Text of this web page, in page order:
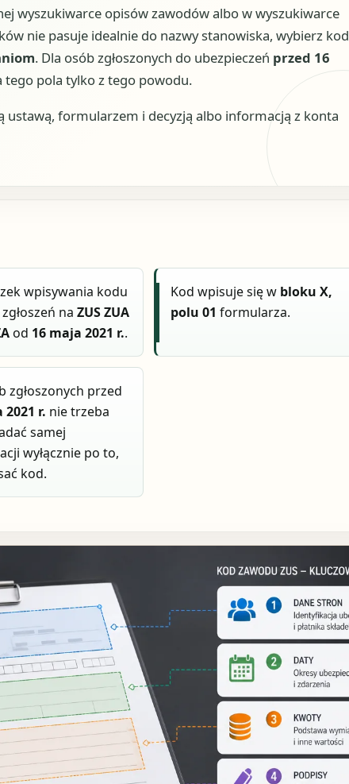
wyszukiwarce opisów zawodów albo w wyszukiwarce
nie pasuje idealnie do nazwy stanowiska, wybierz kod
. Dla osób zgłoszonych do ubezpieczeń przed 16
tego pola tylko z tego powodu.
ustawą, formularzem i decyzją albo informacją z konta
wpisywania kodu
naZUS ZUA
od 16 maja 2021 r..
Kod wpisuje się w bloku X,
polu 01 formularza.
zgłoszonych przed
2021 r. nie trzeba
samej
wyłącznie po to,
kod.